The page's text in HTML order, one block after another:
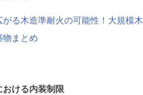
がる木造準耐火の可能性！大規模
物まとめ
おける内装制限